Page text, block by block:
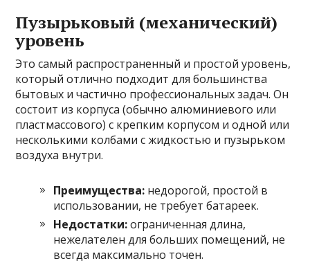
Пузырьковый (механический)
уровень
Это самый распространенный и простой уровень,
который отлично подходит для большинства
бытовых и частично профессиональных задач. Он
состоит из корпуса (обычно алюминиевого или
пластмассового) с крепким корпусом и одной или
несколькими колбами с жидкостью и пузырьком
воздуха внутри.
Преимущества: недорогой, простой в
использовании, не требует батареек.
Недостатки:ограниченная длина,
нежелателен для больших помещений, не
всегда максимально точен.